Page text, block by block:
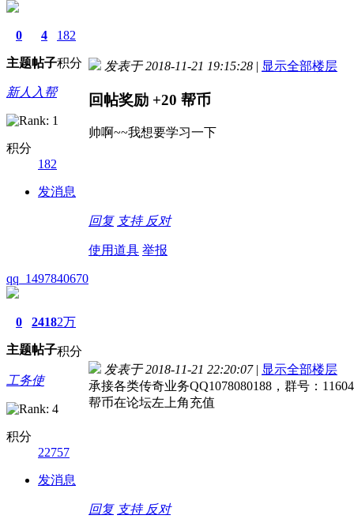
0
主题
4
帖子
182
积分
新人入帮
积分
182
发消息
发表于 2018-11-21 19:15:28 | 显示全部楼层
回帖奖励 +20 帮币
帅啊~~我想要学习一下
回复 支持 反对
使用道具 举报
qq_1497840670
0
主题
2418
帖子
2万
积分
工务使
积分
22757
发消息
发表于 2018-11-21 22:20:07 | 显示全部楼层
承接各类传奇业务QQ1078080188，群号：
帮币在论坛左上角充值
回复 支持 反对